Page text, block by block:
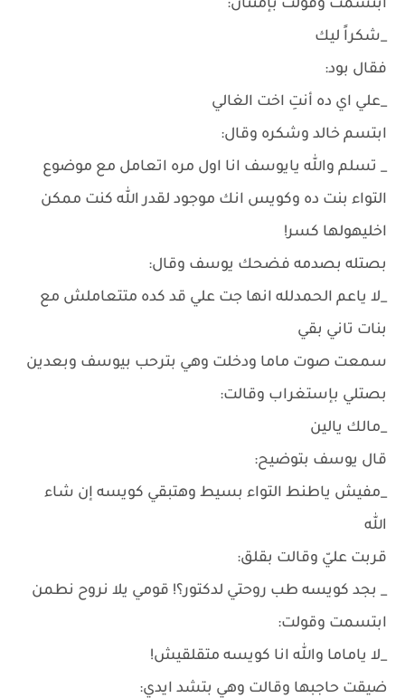
ابتسمت وقولت بإمتنان:
_شكراً ليك
فقال بود:
_علي اي ده أنتِ اخت الغالي
ابتسم خالد وشكره وقال:
_ تسلم والله يايوسف انا اول مره اتعامل مع موضوع
التواء بنت ده وكويس انك موجود لقدر الله كنت ممكن
اخليهولها كسر!
بصتله بصدمه فضحك يوسف وقال:
_لا ياعم الحمدلله انها جت علي قد كده متتعاملش مع
بنات تاني بقي
سمعت صوت ماما ودخلت وهي بترحب بيوسف وبعدين
بصتلي بإستغراب وقالت:
_مالك يالين
قال يوسف بتوضيح:
_مفيش ياطنط التواء بسيط وهتبقي كويسه إن شاء
الله
قربت عليّ وقالت بقلق:
_ بجد كويسه طب روحتي لدكتور؟! قومي يلا نروح نطمن
ابتسمت وقولت:
_لا ياماما والله انا كويسه متقلقيش!
ضيقت حاجبها وقالت وهي بتشد ايدي: